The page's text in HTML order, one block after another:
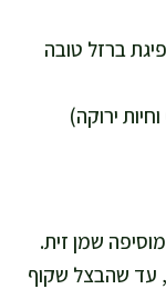
ולספיגת ברזל טובה
שמן זית.
גזר וסלרי 7–8 דקות, עד שהבצל שקוף